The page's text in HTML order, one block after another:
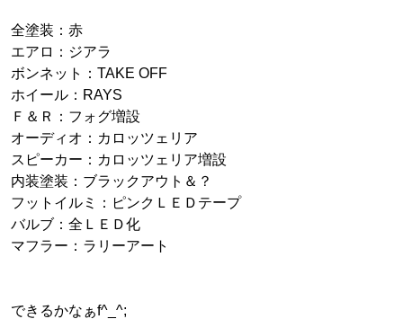
全塗装：赤
エアロ：ジアラ
ボンネット：TAKE OFF
ホイール：RAYS
Ｆ＆Ｒ：フォグ増設
オーディオ：カロッツェリア
スピーカー：カロッツェリア増設
内装塗装：ブラックアウト＆？
フットイルミ：ピンクＬＥＤテープ
バルブ：全ＬＥＤ化
マフラー：ラリーアート
できるかなぁf^_^;